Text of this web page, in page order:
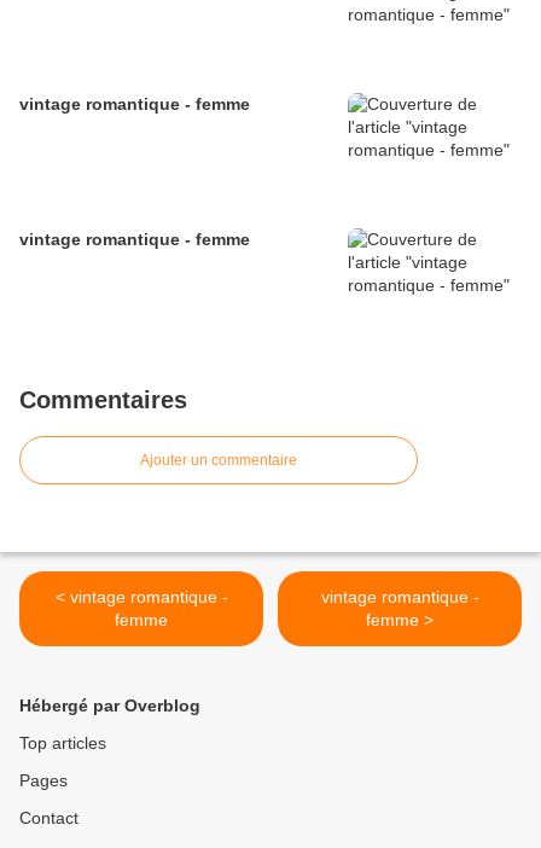
vintage romantique - femme
vintage romantique - femme
Commentaires
Ajouter un commentaire
< vintage romantique -
femme
vintage romantique -
femme >
Hébergé par Overblog
Top articles
Pages
Contact